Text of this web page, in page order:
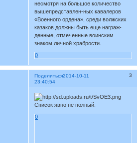
несмотря на большое количество
вышепредставлен-ных кавалеров
«Военного ордена», среди волжских
казаков должны быть еще награж-
денные, отмеченные воинским
знаком личной храбрости.
0
Поделиться 3
2014-10-11
23:40:54
Список явно не полный.
0